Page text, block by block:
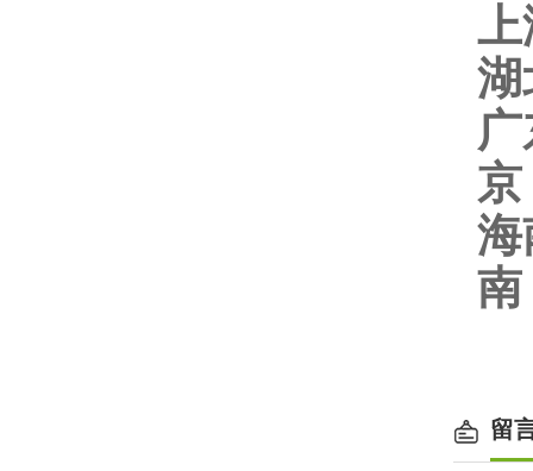
上
留